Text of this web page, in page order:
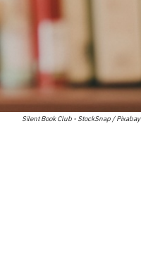
Silent Book Club - StockSnap / Pixabay